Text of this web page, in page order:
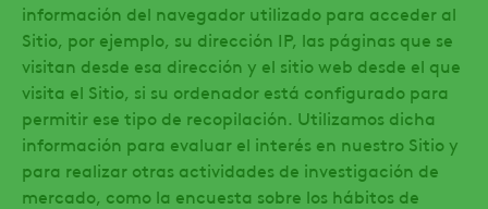
información del navegador utilizado para acceder al
Sitio, por ejemplo, su dirección IP, las páginas que se
visitan desde esa dirección y el sitio web desde el que
visita el Sitio, si su ordenador está configurado para
permitir ese tipo de recopilación. Utilizamos dicha
información para evaluar el interés en nuestro Sitio y
para realizar otras actividades de investigación de
mercado, como la encuesta sobre los hábitos de